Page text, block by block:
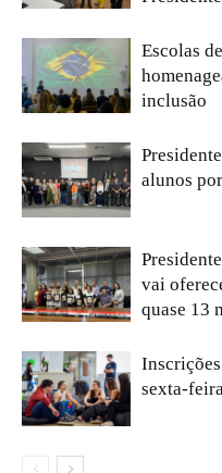
Escolas
inclusão
alunos
vai
quase 13
Inscrições
sexta-